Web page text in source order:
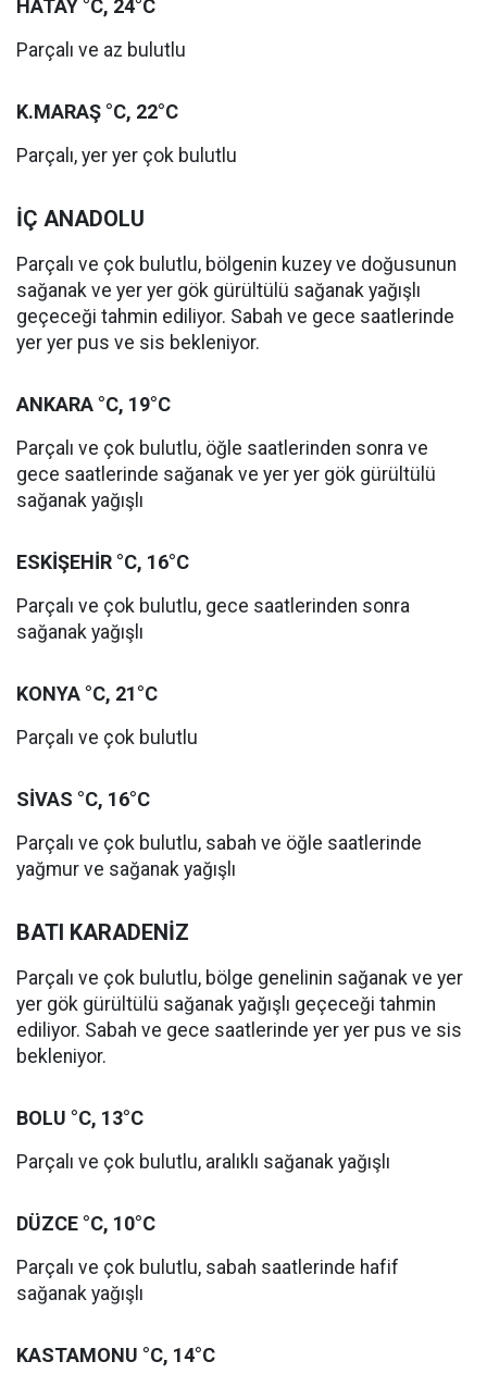
HATAY °C, 24°C
Parçalı ve az bulutlu
K.MARAŞ °C, 22°C
Parçalı, yer yer çok bulutlu
İÇ ANADOLU
Parçalı ve çok bulutlu, bölgenin kuzey ve doğusunun
sağanak ve yer yer gök gürültülü sağanak yağışlı
geçeceği tahmin ediliyor. Sabah ve gece saatlerinde
yer yer pus ve sis bekleniyor.
ANKARA °C, 19°C
Parçalı ve çok bulutlu, öğle saatlerinden sonra ve
gece saatlerinde sağanak ve yer yer gök gürültülü
sağanak yağışlı
ESKİŞEHİR °C, 16°C
Parçalı ve çok bulutlu, gece saatlerinden sonra
sağanak yağışlı
KONYA °C, 21°C
Parçalı ve çok bulutlu
SİVAS °C, 16°C
Parçalı ve çok bulutlu, sabah ve öğle saatlerinde
yağmur ve sağanak yağışlı
BATI KARADENİZ
Parçalı ve çok bulutlu, bölge genelinin sağanak ve yer
yer gök gürültülü sağanak yağışlı geçeceği tahmin
ediliyor. Sabah ve gece saatlerinde yer yer pus ve sis
bekleniyor.
BOLU °C, 13°C
Parçalı ve çok bulutlu, aralıklı sağanak yağışlı
DÜZCE °C, 10°C
Parçalı ve çok bulutlu, sabah saatlerinde hafif
sağanak yağışlı
KASTAMONU °C, 14°C